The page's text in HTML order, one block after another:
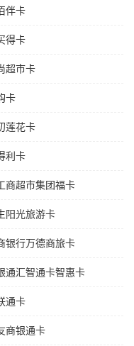
伴卡
得卡
超市卡
卡
莲花卡
利卡
商超市集团福卡
阳光旅游卡
银行万德商旅卡
通汇智通卡智惠卡
通卡
商银通卡